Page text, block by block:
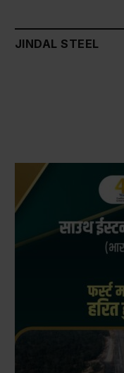
JINDAL STEEL